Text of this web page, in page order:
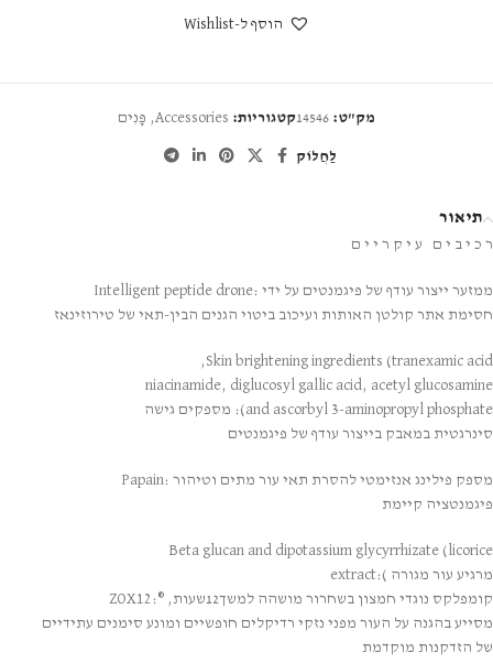
הוסף ל-Wishlist
מק"ט: 14546קטגוריות: Accessories
, פָּנִים
לַחֲלוֹק
תיאור
ר כ י ב י ם ע י ק ר י י ם
ממזער ייצור עודף של פיגמנטים על ידי :Intelligent peptide drone
חסימת אתר קולטן האותות ועיכוב ביטוי הגנים הבין-תאי של טירוזינאז
Skin brightening ingredients (tranexamic acid,
niacinamide, diglucosyl gallic acid, acetyl glucosamine
and ascorbyl 3-aminopropyl phosphate):
מספקים גישה
סינרגטית במאבק בייצור עודף של פיגמנטים
מספק פילינג אנזימטי להסרת תאי עור מתים וטיהור :Papain
פיגמנטציה קיימת
Beta glucan and dipotassium glycyrrhizate (licorice
מרגיע עור מגורה ):extract
קומפלקס נוגדי חמצון בשחרור מושהה למשך12שעות,
®:ZOX12
מסייע בהגנה על העור מפני נזקי רדיקלים חופשיים ומונע סימנים עתידיים
של הזדקנות מוקדמת